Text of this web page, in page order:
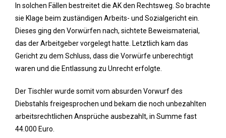
In solchen Fällen bestreitet die AK den Rechtsweg. So brachte
sie Klage beim zuständigen Arbeits- und Sozialgericht ein.
Dieses ging den Vorwürfen nach, sichtete Beweismaterial,
das der Arbeitgeber vorgelegt hatte. Letztlich kam das
Gericht zu dem Schluss, dass die Vorwürfe unberechtigt
waren und die Entlassung zu Unrecht erfolgte.
Der Tischler wurde somit vom absurden Vorwurf des
Diebstahls freigesprochen und bekam die noch unbezahlten
arbeitsrechtlichen Ansprüche ausbezahlt, in Summe fast
44.000 Euro.